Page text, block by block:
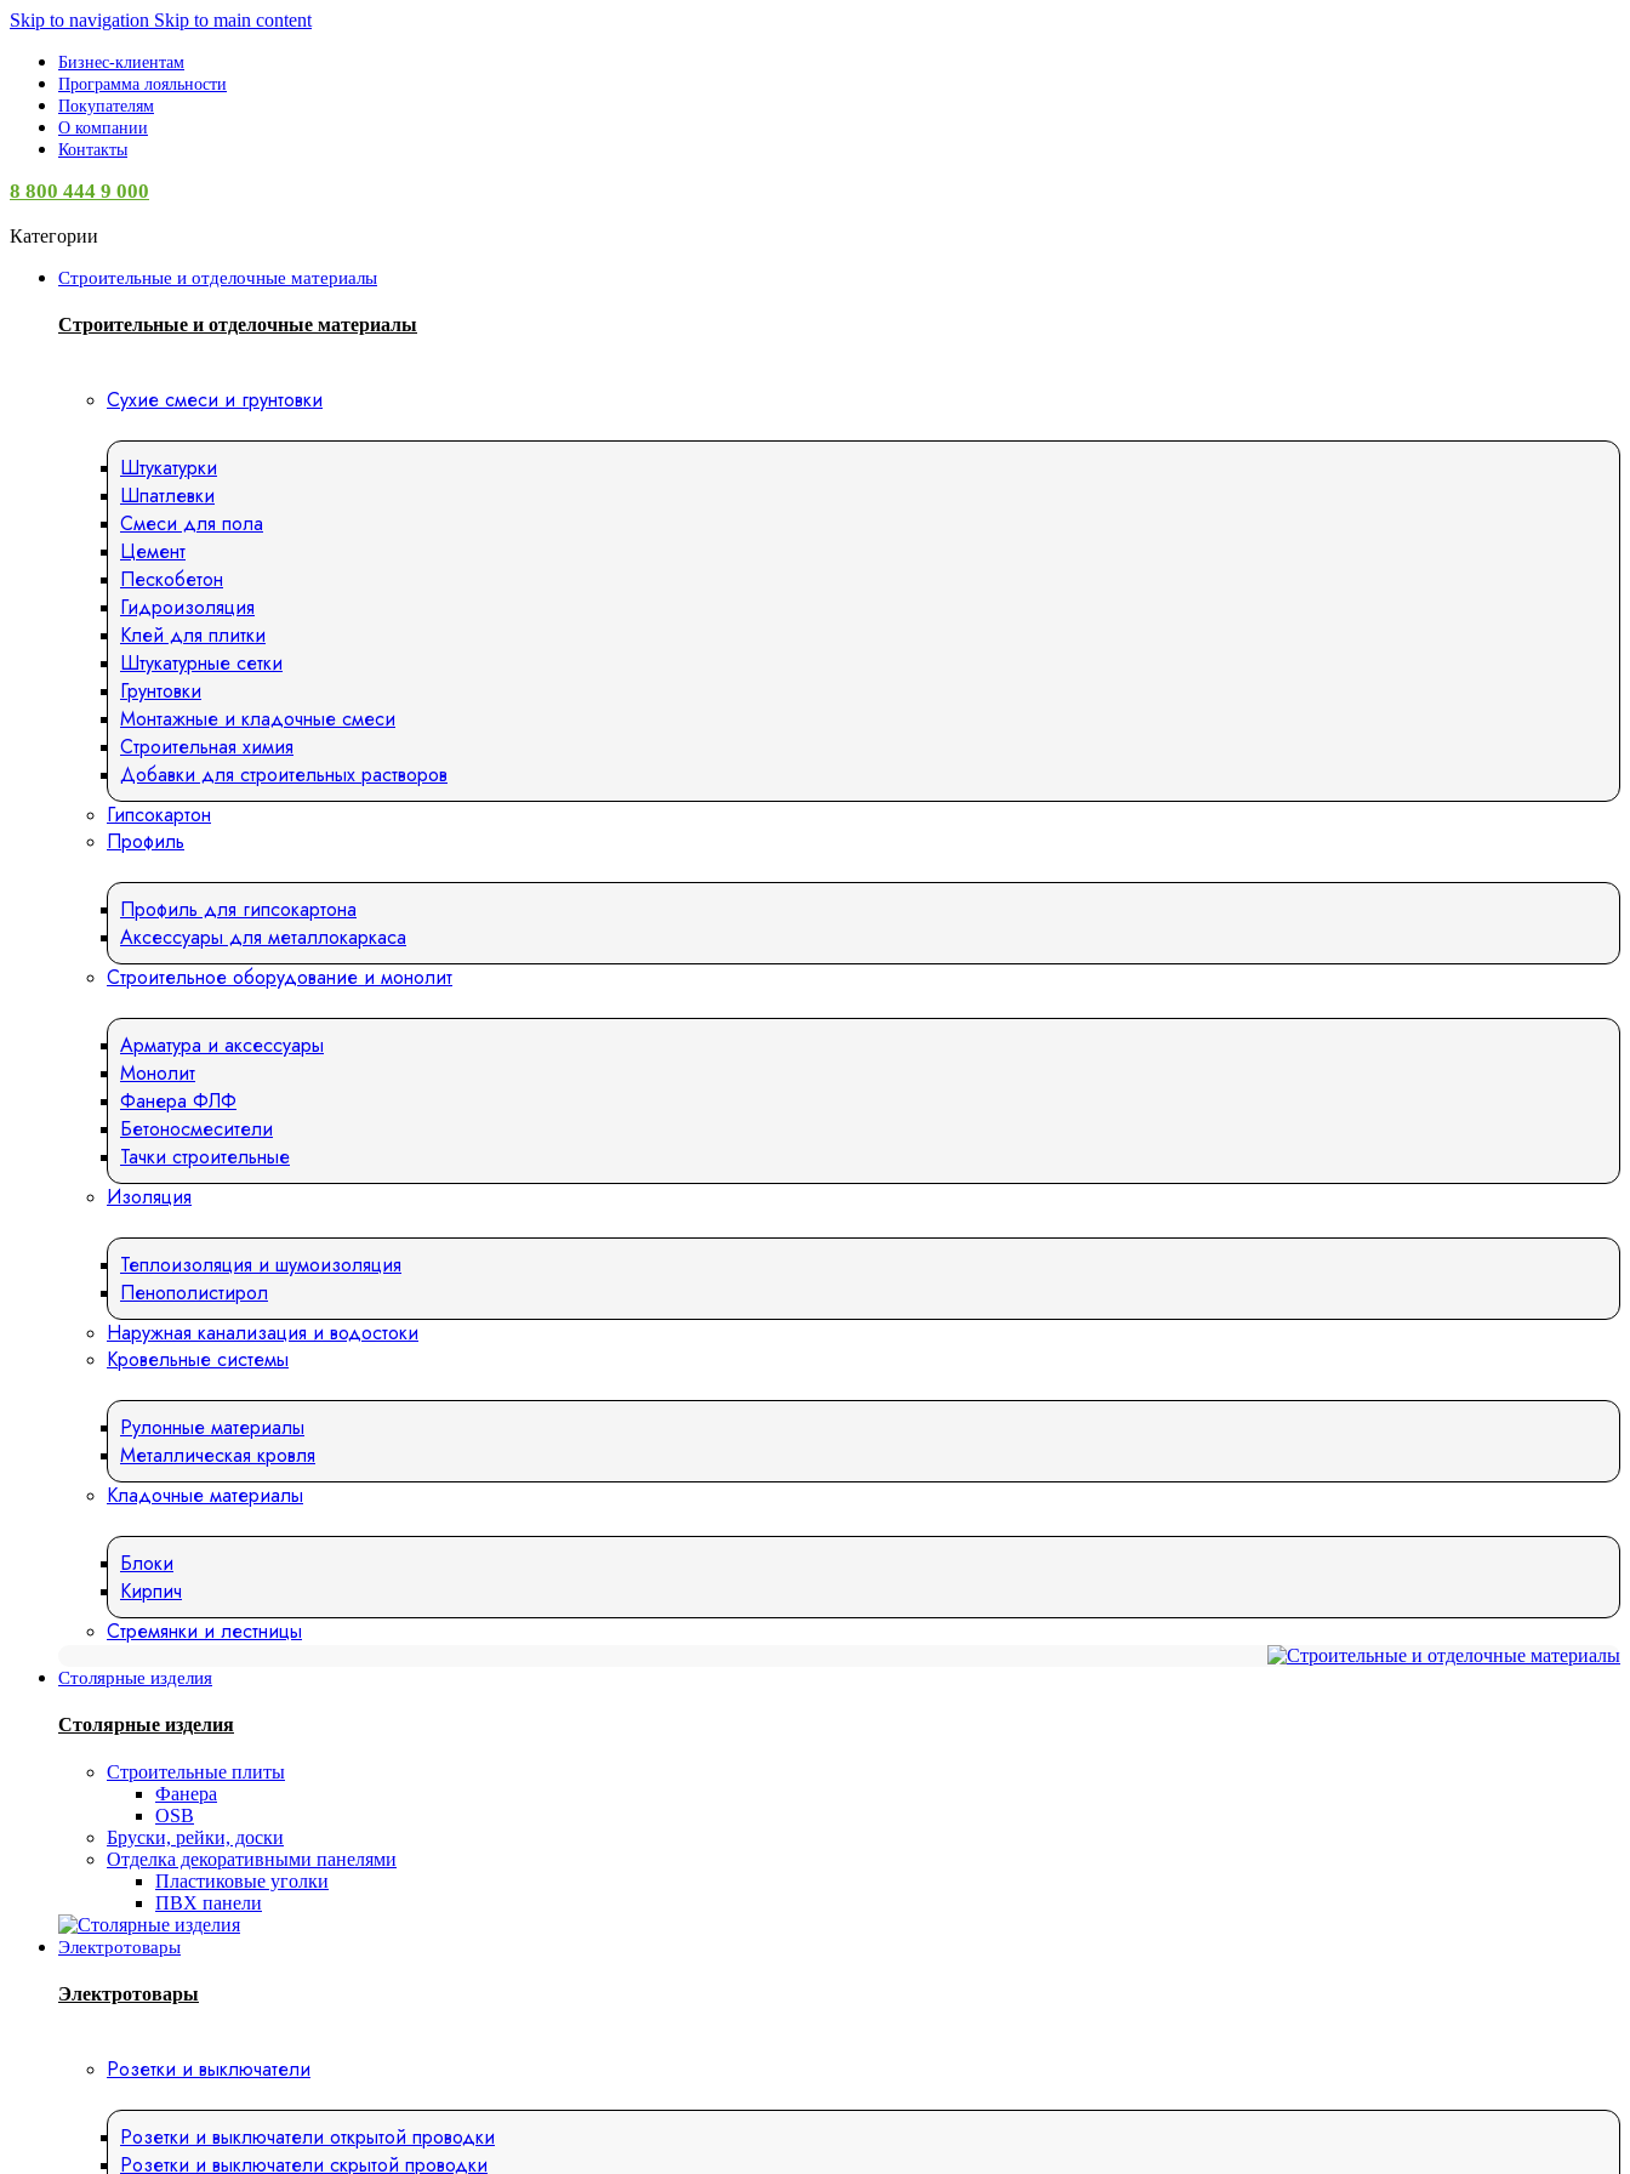
Skip to navigation Skip to main content
Бизнес-клиентам
Программа лояльности
Покупателям
О компании
Контакты
8 800 444 9 000
Категории
Строительные и отделочные материалы
Строительные и отделочные материалы
Сухие смеси и грунтовки
Штукатурки
Шпатлевки
Смеси для пола
Цемент
Пескобетон
Гидроизоляция
Клей для плитки
Штукатурные сетки
Грунтовки
Монтажные и кладочные смеси
Строительная химия
Добавки для строительных растворов
Гипсокартон
Профиль
Профиль для гипсокартона
Аксессуары для металлокаркаса
Строительное оборудование и монолит
Арматура и аксессуары
Монолит
Фанера ФЛФ
Бетоносмесители
Тачки строительные
Изоляция
Теплоизоляция и шумоизоляция
Пенополистирол
Наружная канализация и водостоки
Кровельные системы
Рулонные материалы
Металлическая кровля
Кладочные материалы
Блоки
Кирпич
Стремянки и лестницы
Столярные изделия
Столярные изделия
Строительные плиты
Фанера
OSB
Бруски, рейки, доски
Отделка декоративными панелями
Пластиковые уголки
ПВХ панели
Электротовары
Электротовары
Розетки и выключатели
Розетки и выключатели открытой проводки
Розетки и выключатели скрытой проводки